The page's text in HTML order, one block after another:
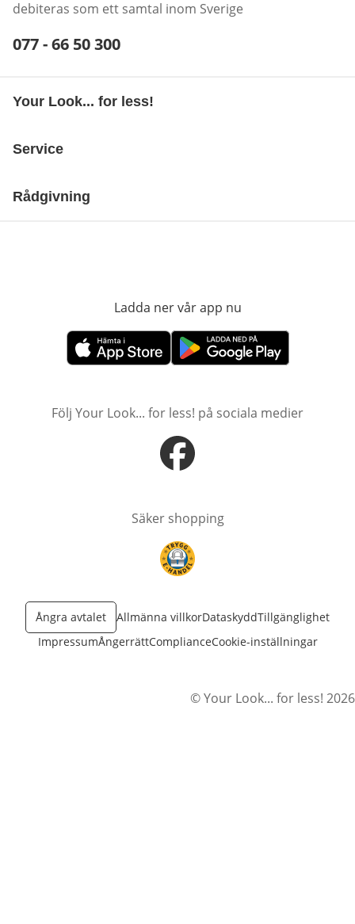
debiteras som ett samtal inom Sverige
Telefonnummer:
077 - 66 50 300
Your Look... for less!
Service
Rådgivning
Ladda ner vår app nu
öppnas i nytt fönsteröppnas i nytt fönster
Följ Your Look... for less! på sociala medier
öppnas i nytt fönster
Säker shopping
öppnas i nytt fönster
Ångra avtalet Allmänna villkorDataskyddTillgänglighet
ImpressumÅngerrättComplianceCookie-inställningar
© Your Look... for less! 2026